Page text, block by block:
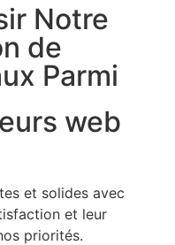
Notre
de
Parmi
web
et solides avec
et leur
priorités.